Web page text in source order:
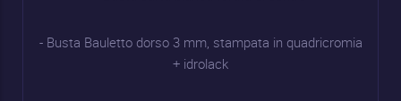
- Busta Bauletto dorso 3 mm, stampata in quadricromia
+ idrolack